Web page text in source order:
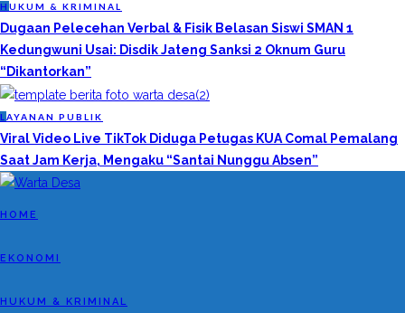
H UKUM & KRIMINAL
Dugaan Pelecehan Verbal & Fisik Belasan Siswi SMAN 1
Kedungwuni Usai: Disdik Jateng Sanksi 2 Oknum Guru
“Dikantorkan”
L AYANAN PUBLIK
Viral Video Live TikTok Diduga Petugas KUA Comal Pemalang
Saat Jam Kerja, Mengaku “Santai Nunggu Absen”
HOME
EKONOMI
HUKUM & KRIMINAL